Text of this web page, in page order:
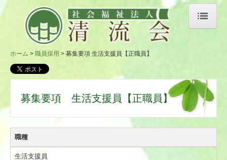
ホーム
事業所紹介
事業所 白川町
事業所 八百津町
ホーム 職員採用 募集要項 生活支援員【正職員】
募集要項 生活支援員【正職員】
職種
生活支援員